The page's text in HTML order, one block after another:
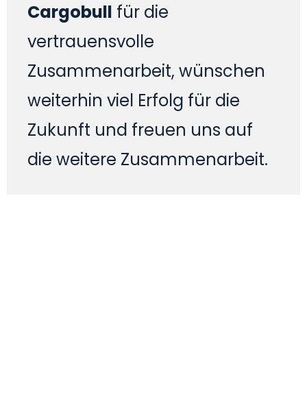
Cargobull für die
vertrauensvolle
Zusammenarbeit, wünschen
weiterhin viel Erfolg für die
Zukunft und freuen uns auf
die weitere Zusammenarbeit.